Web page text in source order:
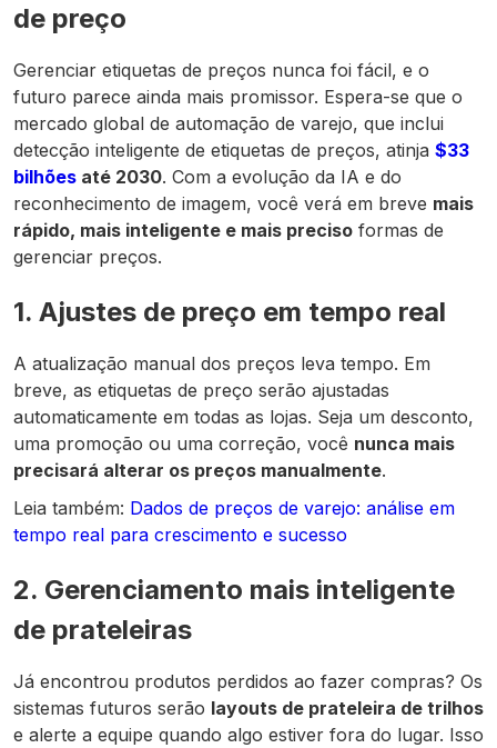
de preço
Gerenciar etiquetas de preços nunca foi fácil, e o
futuro parece ainda mais promissor. Espera-se que o
mercado global de automação de varejo, que inclui
detecção inteligente de etiquetas de preços, atinja $33
bilhões até 2030. Com a evolução da IA e do
reconhecimento de imagem, você verá em breve mais
rápido, mais inteligente e mais preciso formas de
gerenciar preços.
1. Ajustes de preço em tempo real
A atualização manual dos preços leva tempo. Em
breve, as etiquetas de preço serão ajustadas
automaticamente em todas as lojas. Seja um desconto,
uma promoção ou uma correção, você nunca mais
precisará alterar os preços manualmente.
Leia também: Dados de preços de varejo: análise em
tempo real para crescimento e sucesso
2. Gerenciamento mais inteligente
de prateleiras
Já encontrou produtos perdidos ao fazer compras? Os
sistemas futuros serão layouts de prateleira de trilhos
e alerte a equipe quando algo estiver fora do lugar. Isso